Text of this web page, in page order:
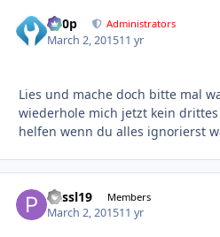
d00p Administrators
March 2, 201511 yr
Lies und mache doch bitte mal
wiederhole mich jetzt kein
helfen wenn du alles ignorierst
Passl19 Members
March 2, 201511 yr